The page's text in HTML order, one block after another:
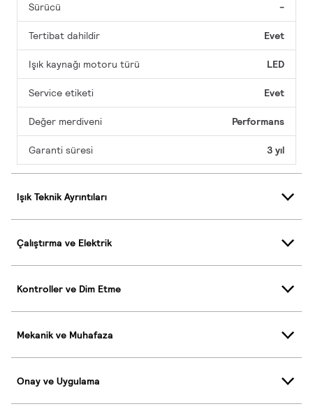
Sürücü -
Tertibat dahildir Evet
Işık kaynağı motoru türü LED
Service etiketi Evet
Değer merdiveni Performans
Garanti süresi 3 yıl
Işık Teknik Ayrıntıları
Çalıştırma ve Elektrik
Kontroller ve Dim Etme
Mekanik ve Muhafaza
Onay ve Uygulama